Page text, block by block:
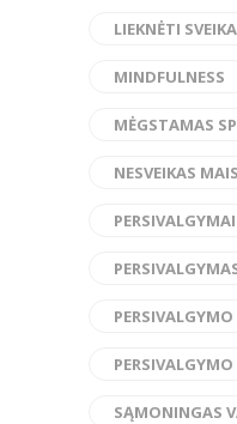
LIEKNĖTI
MINDFULNESS
MĖGSTAMAS
NESVEIKAS
PERSIVALGYMAI
SĄMONINGAS